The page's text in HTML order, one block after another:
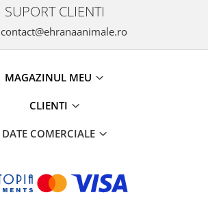
SUPORT CLIENTI
contact@ehranaanimale.ro
MAGAZINUL MEU
CLIENTI
DATE COMERCIALE